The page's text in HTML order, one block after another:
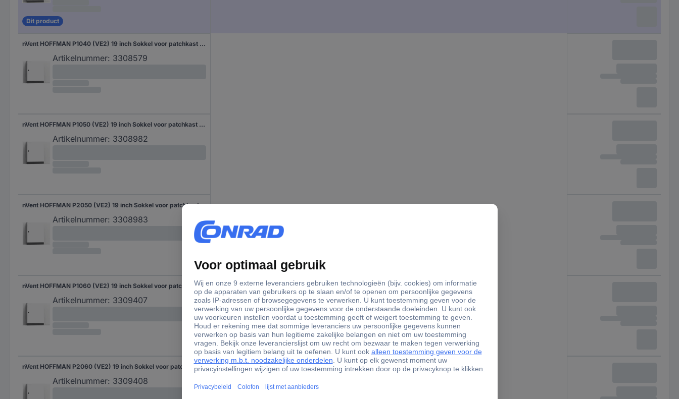
Dit product
nVent HOFFMAN P1040 (VE2) 19 inch Sokkel voor patchkast Grijs
Artikelnummer: 3308579
nVent HOFFMAN P1050 (VE2) 19 inch Sokkel voor patchkast Grijs
Artikelnummer: 3308982
nVent HOFFMAN P2050 (VE2) 19 inch Sokkel voor patchkast Grijs
Artikelnummer: 3308983
nVent HOFFMAN P1060 (VE2) 19 inch Sokkel voor patchkast Grijs
Artikelnummer: 3309407
nVent HOFFMAN P2060 (VE2) 19 inch Sokkel voor patchkast Grijs
Artikelnummer: 3309408